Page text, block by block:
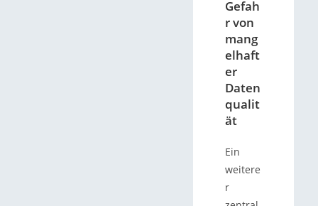
Gefah
r von
mang
elhaft
er
Daten
qualit
ät
Ein
weitere
r